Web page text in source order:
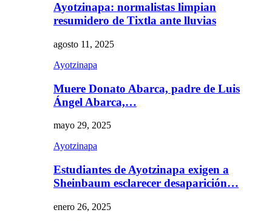
Ayotzinapa: normalistas limpian
resumidero de Tixtla ante lluvias
agosto 11, 2025
Ayotzinapa
Muere Donato Abarca, padre de Luis
Ángel Abarca,…
mayo 29, 2025
Ayotzinapa
Estudiantes de Ayotzinapa exigen a
Sheinbaum esclarecer desaparición…
enero 26, 2025